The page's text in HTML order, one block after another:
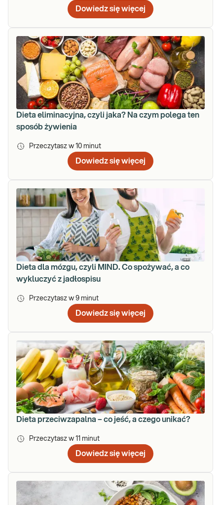
Dowiedz się więcej
Dieta eliminacyjna, czyli jaka? Na czym polega ten
sposób żywienia
Przeczytasz w 10 minut
Dowiedz się więcej
Dieta dla mózgu, czyli MIND. Co spożywać, a co
wykluczyć z jadłospisu
Przeczytasz w 9 minut
Dowiedz się więcej
Dieta przeciwzapalna – co jeść, a czego unikać?
Przeczytasz w 11 minut
Dowiedz się więcej